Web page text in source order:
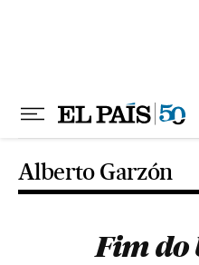
Alberto Garzón
Fim do